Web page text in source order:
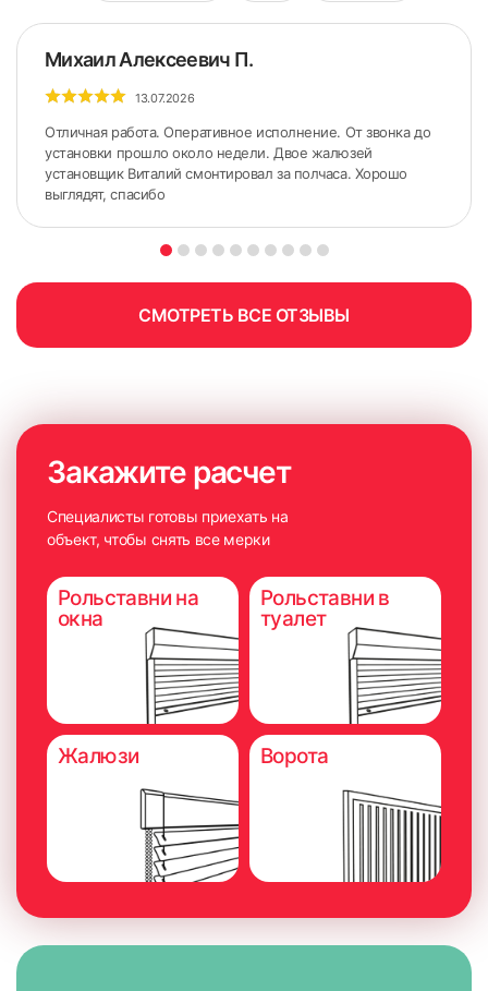
Если уверенности в правильности самостоятельного
замера нет, обязательно воспользуйтесь услугами
специалиста. Мастер не только проведет точные расчеты
с использованием специального оборудования, но и
изделий. Красивое оформление окна начинается с
правильных замеров.
Михаил Алексеевич П.
13.07.2026
Отличная работа. Оперативное исполнение. От звонка до
установки прошло около недели. Двое жалюзей
установщик Виталий смонтировал за полчаса. Хорошо
выглядят, спасибо
СМОТРЕТЬ ВСЕ ОТЗЫВЫ
Закажите расчет
Специалисты готовы приехать на
объект, чтобы снять все мерки
Рольставни на
окна
Рольставни в
туалет
Жалюзи Ворота